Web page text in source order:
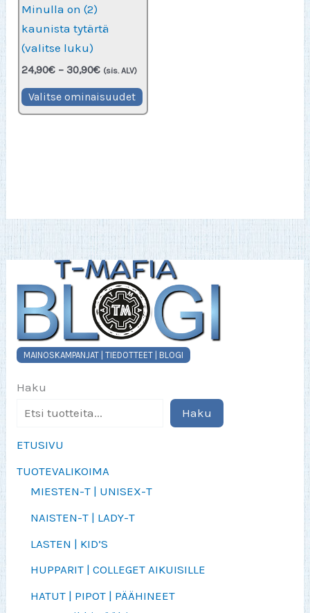
MAINOSKAMPANJAT | TIEDOTTEET | BLOGI
Haku
Haku
ETUSIVU
TUOTEVALIKOIMA
MIESTEN-T | UNISEX-T
NAISTEN-T | LADY-T
LASTEN | KID’S
HUPPARIT | COLLEGET AIKUISILLE
HATUT | PIPOT | PÄÄHINEET
Minulla on (2)
kaunista tytärtä
(valitse luku)
24,90€ – 30,90€Hintaluokka:
-
30,90€
(sis. ALV)
Valitse ominaisuudet Tällä
tuotteella
valinnat
tuotteen
sivulla.